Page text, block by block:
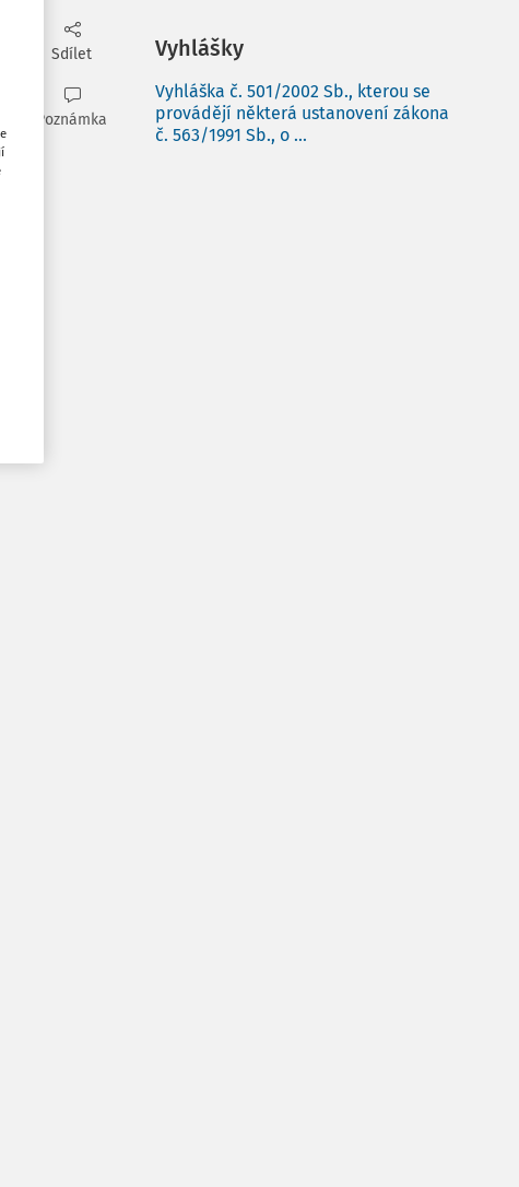
Sdílet
Poznámka
Vyhlášky
Vyhláška č. 501/2002 Sb., kterou se
provádějí některá ustanovení zákona
č. 563/1991 Sb., o ...